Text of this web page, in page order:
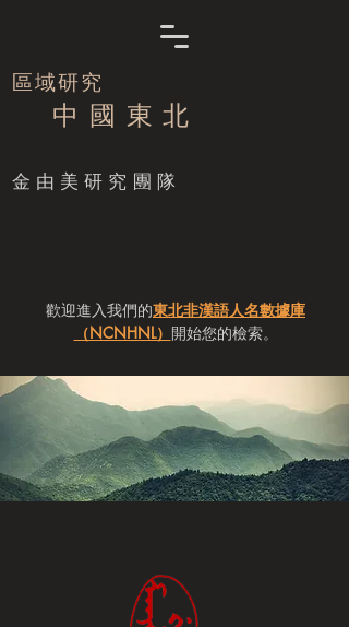
區域研究
中 國 東 北
​金由美研究團隊
歡迎進入我們的東北非漢語人名數據庫
（NCNHNL） 開始您的檢索。